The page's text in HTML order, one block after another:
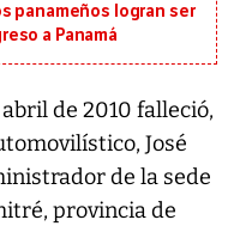
panameños logran ser
a Panamá
de 2010 falleció,
José
de la sede
provincia de